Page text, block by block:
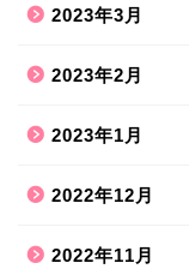
2023年3月
2023年2月
2023年1月
2022年12月
2022年11月